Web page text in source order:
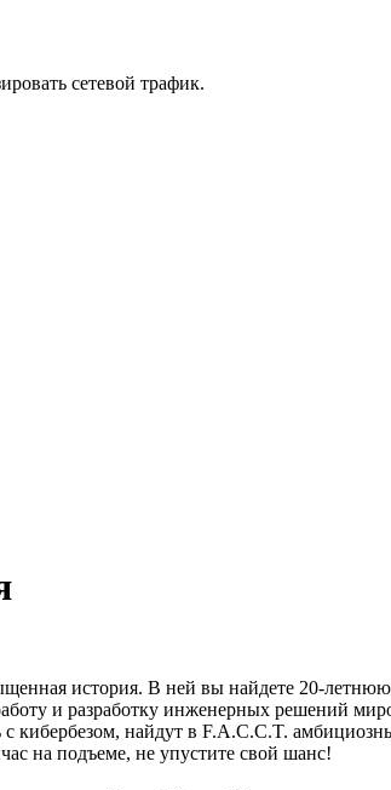
сетевой трафик.
история. В ней вы найдете
и разработку инженерных решений
кибербезом, найдут в F.A.C.C.T.
на подъеме, не упустите свой шанс!